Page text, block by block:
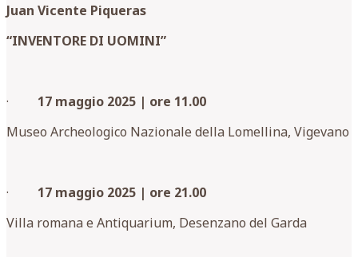
Juan Vicente Piqueras
“INVENTORE DI UOMINI”
· 17 maggio 2025 | ore 11.00
Museo Archeologico Nazionale della Lomellina, Vigevano
· 17 maggio 2025 | ore 21.00
Villa romana e Antiquarium, Desenzano del Garda